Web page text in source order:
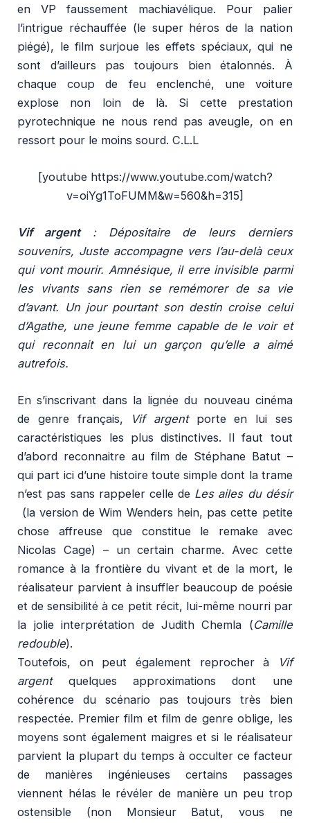
en VP faussement machiavélique. Pour palier
l’intrigue réchauffée (le super héros de la nation
piégé), le film surjoue les effets spéciaux, qui ne
sont d’ailleurs pas toujours bien étalonnés. À
chaque coup de feu enclenché, une voiture
explose non loin de là. Si cette prestation
pyrotechnique ne nous rend pas aveugle, on en
ressort pour le moins sourd. C.L.L
[youtube https://www.youtube.com/watch?
v=oiYg1ToFUMM&w=560&h=315]
Vif argent: Dépositaire de leurs derniers
souvenirs, Juste accompagne vers l’au-delà ceux
qui vont mourir. Amnésique, il erre invisible parmi
les vivants sans rien se remémorer de sa vie
d’avant. Un jour pourtant son destin croise celui
d’Agathe, une jeune femme capable de le voir et
qui reconnait en lui un garçon qu’elle a aimé
autrefois.
En s’inscrivant dans la lignée du nouveau cinéma
de genre français,
Vif argentporte en lui ses
caractéristiques les plus distinctives. Il faut tout
d’abord reconnaitre au film de Stéphane Batut –
qui part ici d’une histoire toute simple dont la trame
n’est pas sans rappeler celle de Les ailes du désir
(la version de Wim Wenders hein, pas cette petite
chose affreuse que constitue le remake avec
Nicolas Cage) – un certain charme. Avec cette
romance à la frontière du vivant et de la mort, le
réalisateur parvient à insuffler beaucoup de poésie
et de sensibilité à ce petit récit, lui-même nourri par
la jolie interprétation de Judith Chemla (Camille
redouble).
Toutefois, on peut également reprocher à
Vif
argentquelques approximations dont une
cohérence du scénario pas toujours très bien
respectée. Premier film et film de genre oblige, les
moyens sont également maigres et si le réalisateur
parvient la plupart du temps à occulter ce facteur
de manières ingénieuses certains passages
viennent hélas le révéler de manière un peu trop
ostensible (non Monsieur Batut, vous ne